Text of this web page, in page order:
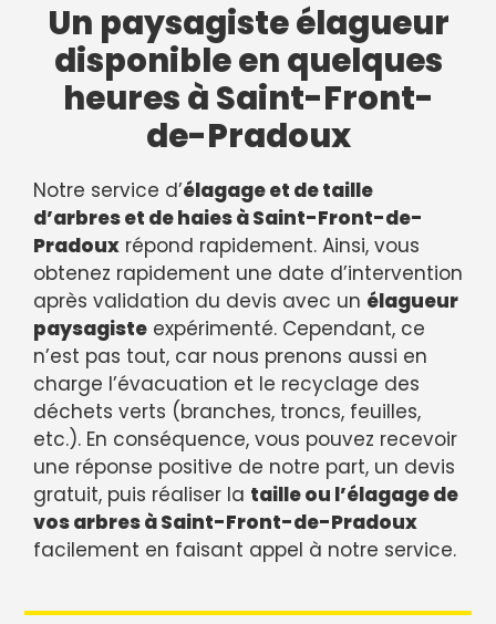
Un paysagiste élagueur
disponible en quelques
heures à Saint-Front-
de-Pradoux
Notre service d’élagage et de taille
d’arbres et de haies à Saint-Front-de-
Pradoux répond rapidement. Ainsi, vous
obtenez rapidement une date d’intervention
après validation du devis avec un élagueur
paysagiste expérimenté. Cependant, ce
n’est pas tout, car nous prenons aussi en
charge l’évacuation et le recyclage des
déchets verts (branches, troncs, feuilles,
etc.). En conséquence, vous pouvez recevoir
une réponse positive de notre part, un devis
gratuit, puis réaliser la taille ou l’élagage de
vos arbres à Saint-Front-de-Pradoux
facilement en faisant appel à notre service.